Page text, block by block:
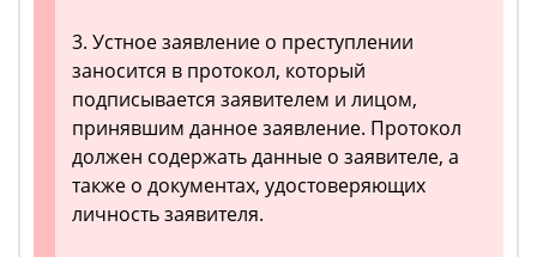
3. Устное заявление о преступлении
заносится в протокол, который
подписывается заявителем и лицом,
принявшим данное заявление. Протокол
должен содержать данные о заявителе, а
также о документах, удостоверяющих
личность заявителя.